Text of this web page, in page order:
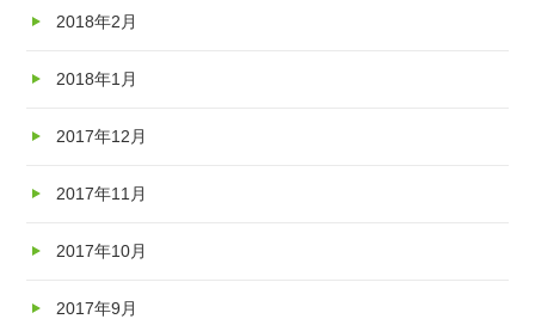
2018年2月
2018年1月
2017年12月
2017年11月
2017年10月
2017年9月